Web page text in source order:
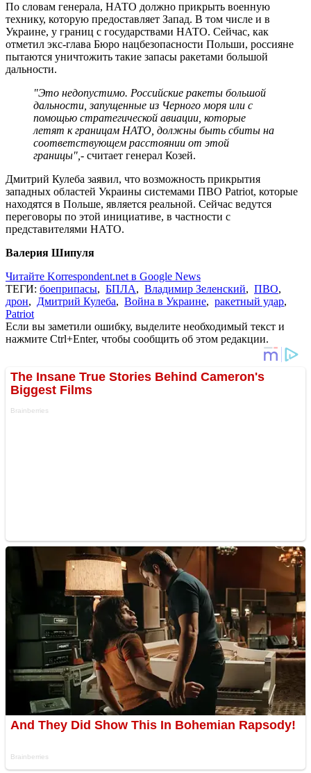
По словам генерала, НАТО должно прикрыть военную
технику, которую предоставляет Запад. В том числе и в
Украине, у границ с государствами НАТО. Сейчас, как
отметил экс-глава Бюро нацбезопасности Польши, россияне
пытаются уничтожить такие запасы ракетами большой
дальности.
"Это недопустимо. Российские ракеты большой
дальности, запущенные из Черного моря или с
помощью стратегической авиации, которые
летят к границам НАТО, должны быть сбиты на
соответствующем расстоянии от этой
границы", - считает генерал Козей.
Дмитрий Кулеба заявил, что возможность прикрытия
западных областей Украины системами ПВО Patriot, которые
находятся в Польше, является реальной. Сейчас ведутся
переговоры по этой инициативе, в частности с
представителями НАТО.
Валерия Шипуля
Читайте Korrespondent.net в Google News
ТЕГИ: боеприпасы, БПЛА, Владимир Зеленский, ПВО,
дрон, Дмитрий Кулеба, Война в Украине, ракетный удар,
Patriot
Если вы заметили ошибку, выделите необходимый текст и
нажмите Ctrl+Enter, чтобы сообщить об этом редакции.